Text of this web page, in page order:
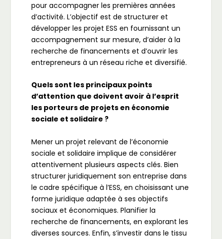
pour accompagner les premières années
d’activité. L’objectif est de structurer et
développer les projet ESS en fournissant un
accompagnement sur mesure, d’aider à la
recherche de financements et d’ouvrir les
entrepreneurs à un réseau riche et diversifié.
Quels sont les principaux points
d’attention que doivent avoir à l’esprit
les porteurs de projets en économie
sociale et solidaire ?
Mener un projet relevant de l’économie
sociale et solidaire implique de considérer
attentivement plusieurs aspects clés. Bien
structurer juridiquement son entreprise dans
le cadre spécifique à l’ESS, en choisissant une
forme juridique adaptée à ses objectifs
sociaux et économiques. Planifier la
recherche de financements, en explorant les
diverses sources. Enfin, s’investir dans le tissu